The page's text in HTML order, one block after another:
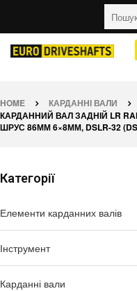
HOME КАРДАННІ ВАЛИ
КАРДАННИЙ ВАЛ ЗАДНІЙ LR
ШРУС 86ММ 6×8ММ, DSLR-32
Категорії
Елементи карданних валів
Інструмент
Карданні вали